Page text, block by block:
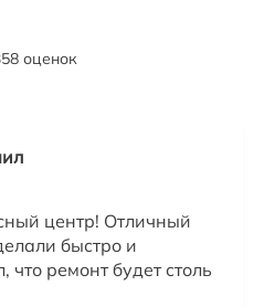
оценок
центр! Отличный
быстро и
ремонт будет столь